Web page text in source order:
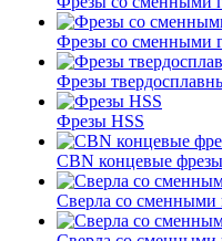
Фрезы со сменными
Фрезы
Фрезы HSS
CBN концевые
Сверла со сменными